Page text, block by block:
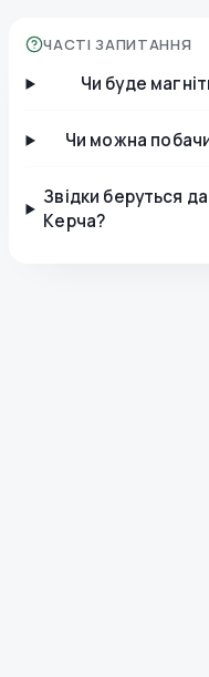
ЧАСТІ ЗАПИТАННЯ
Чи буде
Чи можна
Звідки беруться
Керча?